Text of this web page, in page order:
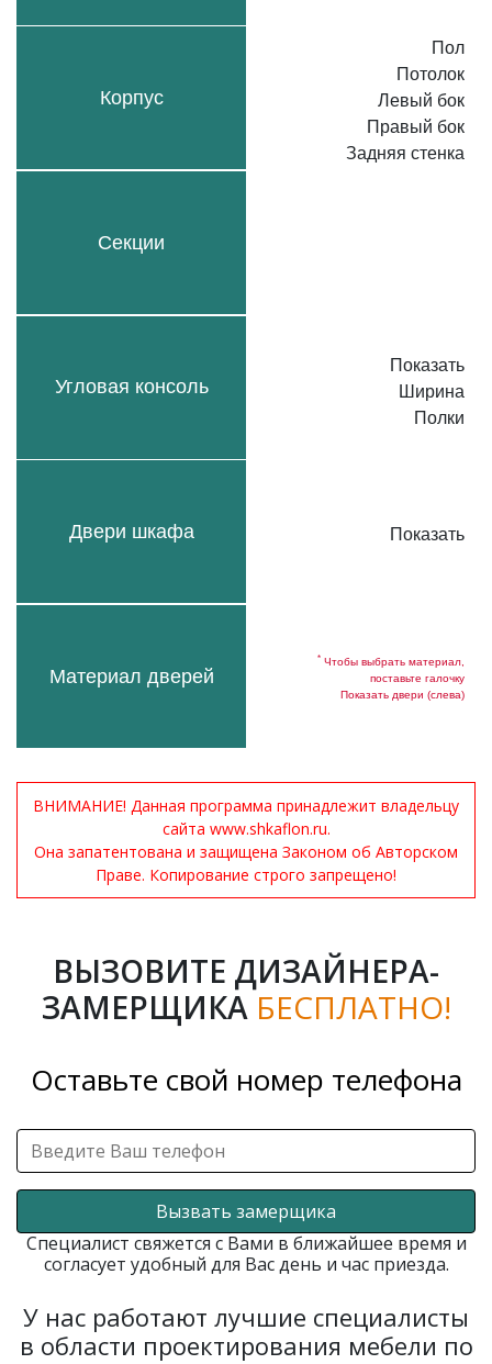
Корпус
Секции
Угловая консоль
Двери шкафа
Материал дверей
Пол
Потолок
Левый бок
Правый бок
Задняя стенка
Показать
Ширина
Полки
Показать
* Чтобы выбрать материал,
поставьте галочку
Показать двери (слева)
ВНИМАНИЕ! Данная программа принадлежит владельцу
сайта www.shkaflon.ru.
Она запатентована и защищена Законом об Авторском
Праве. Копирование строго запрещено!
ВЫЗОВИТЕ ДИЗАЙНЕРА-
ЗАМЕРЩИКА БЕСПЛАТНО!
Оставьте свой номер телефона
Вызвать замерщика
Специалист свяжется с Вами в ближайшее время и
согласует удобный для Вас день и час приезда.
У нас работают лучшие специалисты
в области проектирования мебели по